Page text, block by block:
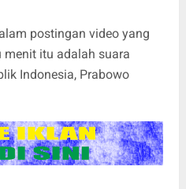
postingan video yang
menit itu adalah suara
Indonesia, Prabowo